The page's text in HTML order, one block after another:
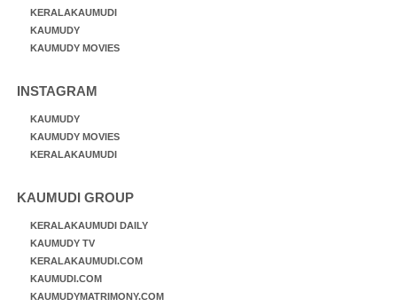
KERALAKAUMUDI
KAUMUDY
KAUMUDY MOVIES
INSTAGRAM
KAUMUDY
KAUMUDY MOVIES
KERALAKAUMUDI
KAUMUDI GROUP
KERALAKAUMUDI DAILY
KAUMUDY TV
KERALAKAUMUDI.COM
KAUMUDI.COM
KAUMUDYMATRIMONY.COM